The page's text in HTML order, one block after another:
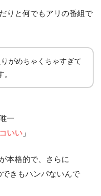
りと何でもアリの番組で
がめちゃくちゃすぎて
一
いい 」
本格的で、さらに
きもハンパないんで